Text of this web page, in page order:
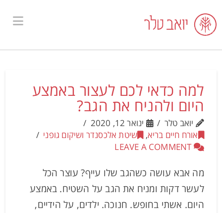
למה כדאי לכם לעצור באמצע
היום ולהניח את הגב?
יואב טלר
ינואר 12, 2020
אורח חיים בריא, שיטת אלכסנדר ושיקום גופני
LEAVE A COMMENT
מה אבא עושה כשהגב שלו עייף? עוצר הכל
לעשר דקות ומניח את הגב על השטיח. באמצע
היום. אשתי בחופש. חנוכה. ילדים, על הידיים,